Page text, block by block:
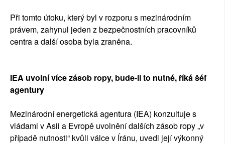
Při tomto útoku, který byl v rozporu s mezinárodním
právem, zahynul jeden z bezpečnostních pracovníků
centra a další osoba byla zraněna.
IEA uvolní více zásob ropy, bude-li to nutné, říká šéf
agentury
Mezinárodní energetická agentura (IEA) konzultuje s
vládami v Asii a Evropě uvolnění dalších zásob ropy „v
případě nutnosti“ kvůli válce v Íránu, uvedl její výkonný